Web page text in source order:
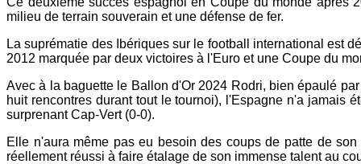
milieu de terrain souverain et une défense de fer.
La suprématie des Ibériques sur le football international est
2012 marquée par deux victoires à l'Euro et une Coupe du
Avec à la baguette le Ballon d'Or 2024 Rodri, bien épaulé
huit rencontres durant tout le tournoi), l'Espagne n'a jamais
surprenant Cap-Vert (0-0).
Elle n'aura même pas eu besoin des coups de patte de
réellement réussi à faire étalage de son immense talent au